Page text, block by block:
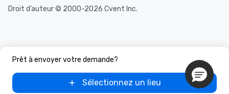
Prêt à envoyer votre demande?
Sélectionnez un lieu
Droit d’auteur © 2000-2026 Cvent Inc.